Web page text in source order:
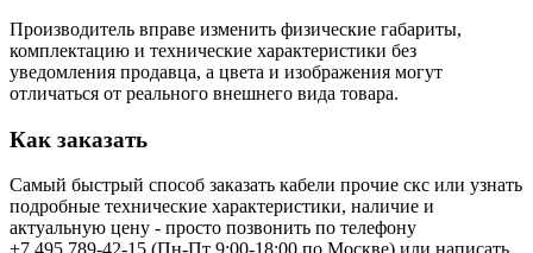
Производитель вправе изменить физические габариты,
комплектацию и технические характеристики без
уведомления продавца, а цвета и изображения могут
отличаться от реального внешнего вида товара.
Как заказать
Самый быстрый способ заказать кабели прочие скс или узнать
подробные технические характеристики, наличие и
актуальную цену - просто позвонить по телефону